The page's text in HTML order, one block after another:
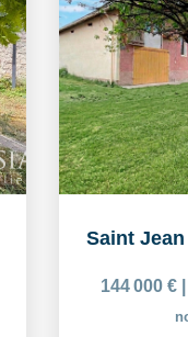
144 000 € |